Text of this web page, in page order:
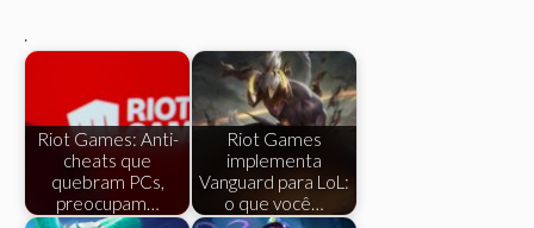
.
Riot Games: Anti-
cheats que
quebram PCs,
preocupam…
Riot Games
implementa
Vanguard para LoL:
o que você…